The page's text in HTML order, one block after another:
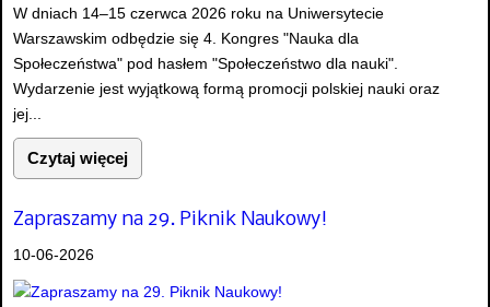
W dniach 14–15 czerwca 2026 roku na Uniwersytecie
Warszawskim odbędzie się 4. Kongres "Nauka dla
Społeczeństwa" pod hasłem "Społeczeństwo dla nauki".
Wydarzenie jest wyjątkową formą promocji polskiej nauki oraz
jej...
Czytaj więcej
Zapraszamy na 29. Piknik Naukowy!
10-06-2026